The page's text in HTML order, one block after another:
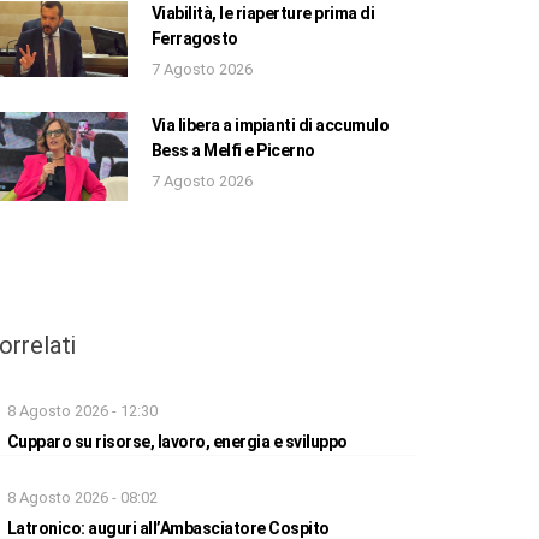
Viabilità, le riaperture prima di
Ferragosto
7 Agosto 2026
Via libera a impianti di accumulo
Bess a Melfi e Picerno
7 Agosto 2026
8 Agosto 2026 - 12:30
Cupparo su risorse, lavoro, energia e sviluppo
8 Agosto 2026 - 08:02
Latronico: auguri all’Ambasciatore Cospito